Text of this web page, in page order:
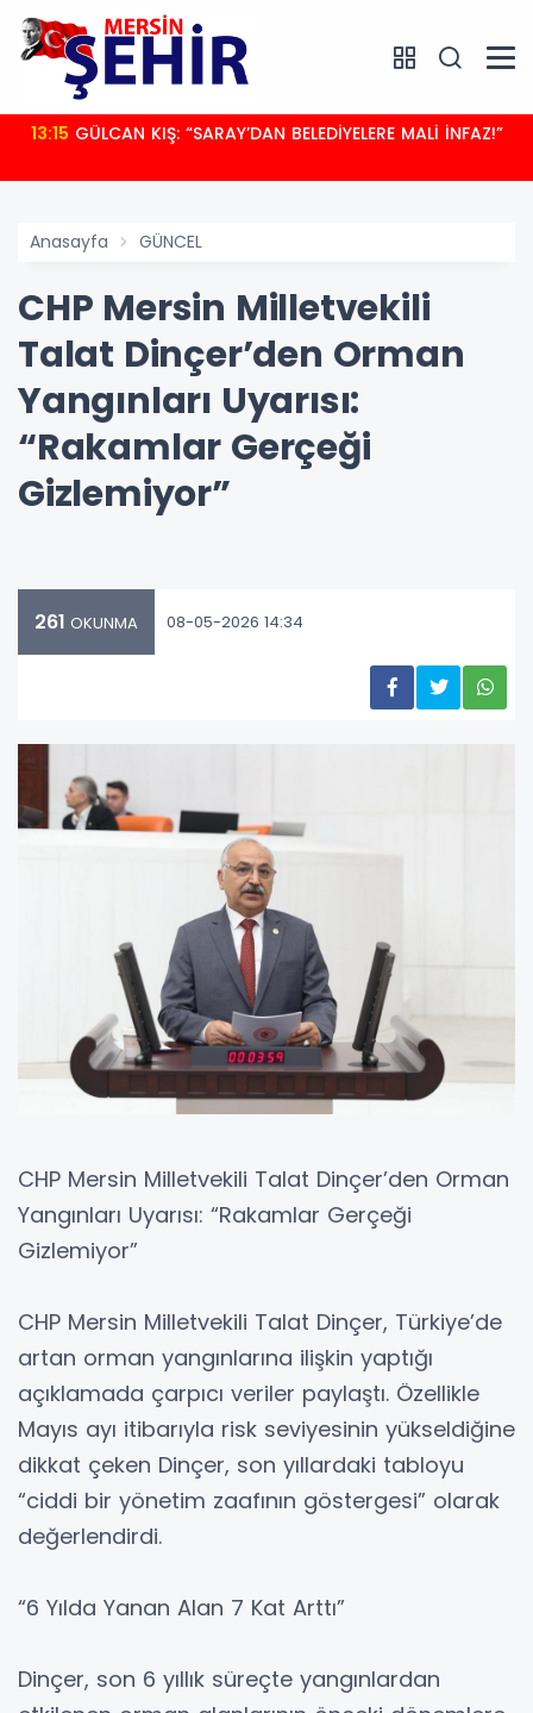
13:15 GÜLCAN KIŞ: “SARAY’DAN BELEDİYELERE MALİ İNFAZ!”
Anasayfa GÜNCEL
CHP Mersin Milletvekili
Talat Dinçer’den Orman
Yangınları Uyarısı:
“Rakamlar Gerçeği
Gizlemiyor”
261 OKUNMA 08-05-2026 14:34
CHP Mersin Milletvekili Talat Dinçer’den Orman
Yangınları Uyarısı: “Rakamlar Gerçeği
Gizlemiyor”
CHP Mersin Milletvekili Talat Dinçer, Türkiye’de
artan orman yangınlarına ilişkin yaptığı
açıklamada çarpıcı veriler paylaştı. Özellikle
Mayıs ayı itibarıyla risk seviyesinin yükseldiğine
dikkat çeken Dinçer, son yıllardaki tabloyu
“ciddi bir yönetim zaafının göstergesi” olarak
değerlendirdi.
“6 Yılda Yanan Alan 7 Kat Arttı”
Dinçer, son 6 yıllık süreçte yangınlardan